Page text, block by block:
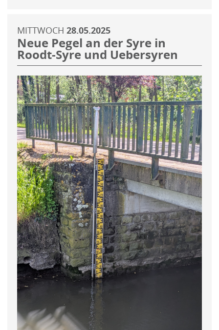
MITTWOCH 28.05.2025
Neue Pegel an der Syre in
Roodt-Syre und Uebersyren